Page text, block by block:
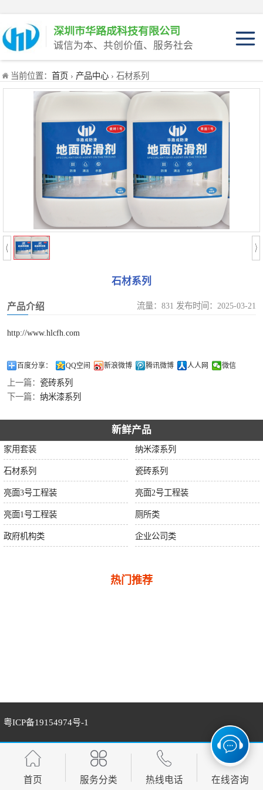
深圳市华路成科技有限公司
诚信为本、共创价值、服务社会
当前位置： 首页 › 产品中心 › 石材系列
石材系列
产品介绍 流量：831 发布时间：2025-03-21
http://www.hlcfh.com
百度分享： QQ空间 新浪微博 腾讯微博 人人网 微信
上一篇： 瓷砖系列
下一篇： 纳米漆系列
新鲜产品
家用套装 纳米漆系列
石材系列 瓷砖系列
亮面3号工程装 亮面2号工程装
亮面1号工程装 厕所类
政府机构类 企业公司类
热门推荐
粤ICP备19154974号-1
首页 服务分类 热线电话 在线咨询
产品介绍
适用范围
产品优势
产品工程装